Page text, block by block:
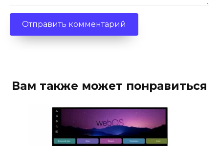
Вам также может понравиться